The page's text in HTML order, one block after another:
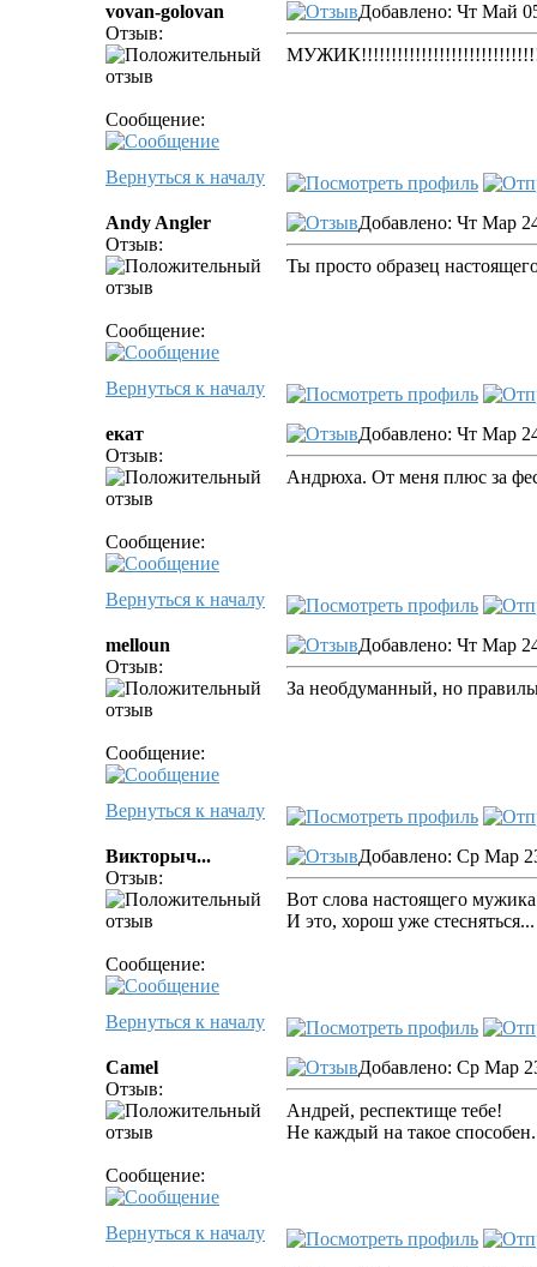
vovan-golovan
Отзыв:
Сообщение:
Добавлено: Чт Май
Вернуться к началу
Andy Angler
Отзыв:
Сообщение:
Добавлено: Чт Мар
Ты просто образец
Вернуться к началу
екат
Отзыв:
Сообщение:
Добавлено: Чт Мар
Андрюха. От меня плюс за
Вернуться к началу
melloun
Отзыв:
Сообщение:
Добавлено: Чт Мар
За необдуманный, но
Вернуться к началу
Викторыч...
Отзыв:
Сообщение:
Добавлено: Ср Мар
Вот слова настоящего
И это, хорош уже стесняться...
Вернуться к началу
Camel
Отзыв:
Сообщение:
Добавлено: Ср Мар
Андрей, респектище тебе!
Не каждый на такое способен.
Вернуться к началу